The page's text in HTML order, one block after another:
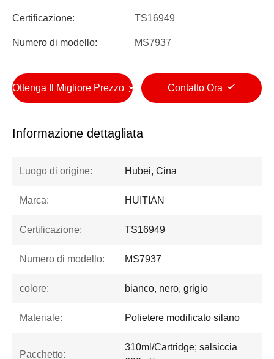
Certificazione: TS16949
Numero di modello: MS7937
Ottenga Il Migliore Prezzo Contatto Ora
Informazione dettagliata
Luogo di origine: Hubei, Cina
Marca: HUITIAN
Certificazione: TS16949
Numero di modello: MS7937
colore: bianco, nero, grigio
Materiale: Polietere modificato silano
Pacchetto:
310ml/Cartridge; salsiccia